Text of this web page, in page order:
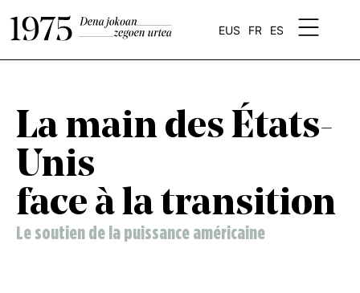
EUS FR ES
La main des États-
Unis
face à la transition
Le soutien de la puissance américaine